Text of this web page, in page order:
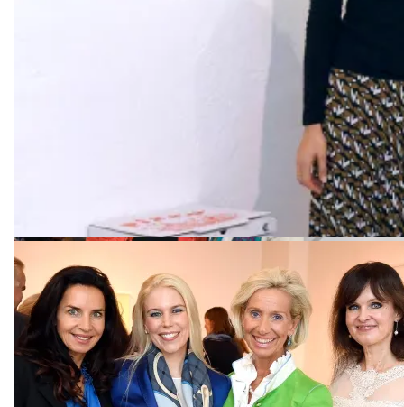
Gwendolyn von Beck-Peccoz, Leonie Mellinghoff
Felicitas Vogdt